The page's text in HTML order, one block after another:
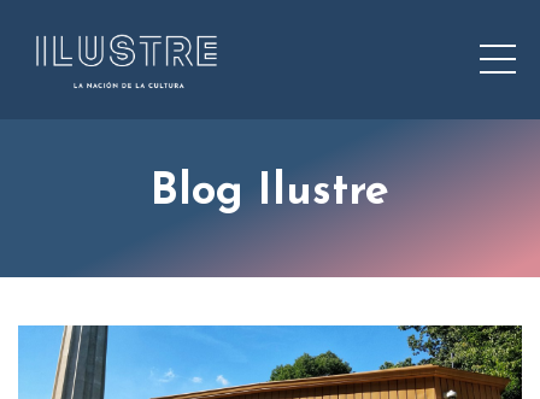
Blog Ilustre